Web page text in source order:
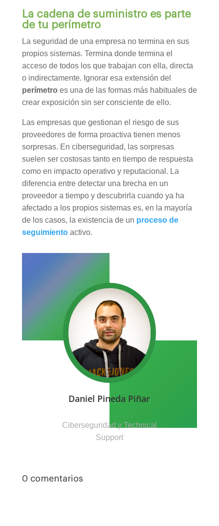
La cadena de suministro es parte
de tu perímetro
La seguridad de una empresa no termina en sus
propios sistemas. Termina donde termina el
acceso de todos los que trabajan con ella, directa
o indirectamente. Ignorar esa extensión del
perímetro es una de las formas más habituales de
crear exposición sin ser consciente de ello.
Las empresas que gestionan el riesgo de sus
proveedores de forma proactiva tienen menos
sorpresas. En ciberseguridad, las sorpresas
suelen ser costosas tanto en tiempo de respuesta
como en impacto operativo y reputacional. La
diferencia entre detectar una brecha en un
proveedor a tiempo y descubrirla cuando ya ha
afectado a los propios sistemas es, en la mayoría
de los casos, la existencia de un proceso de
seguimiento activo.
Daniel Pineda Piñar
Ciberseguridad y Technical
Support
0 comentarios